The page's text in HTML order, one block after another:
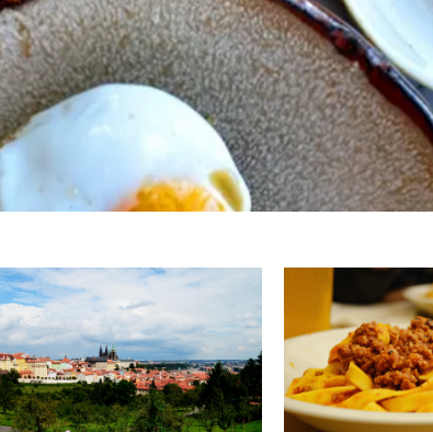
Ce poți vizita gratuit în
Praga: 10 obiective pe
care să nu le ratezi
Osteria
ragu pe